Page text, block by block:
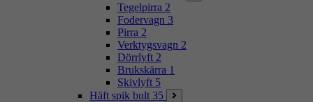
Tegelpirra 2
Fodervagn 3
Pirra 2
Verktygsvagn 2
Dörrlyft 2
Brukskärra 1
Skivlyft 5
Häft spik bult 35